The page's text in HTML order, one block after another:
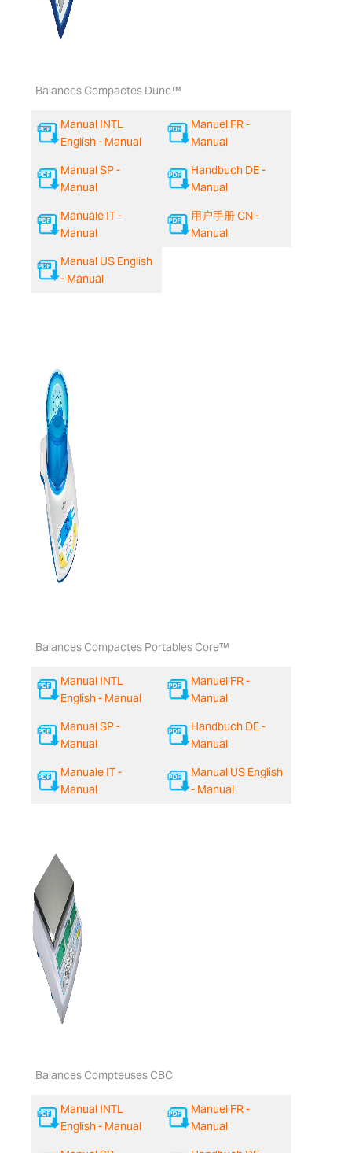
Balances Compactes Dune™
Manual INTL
English - Manual
Manuel FR -
Manual
Manual SP -
Manual
Handbuch DE -
Manual
Manuale IT -
Manual
用户手册 CN -
Manual
Manual US English
- Manual
Balances Compactes Portables Core™
Manual INTL
English - Manual
Manuel FR -
Manual
Manual SP -
Manual
Handbuch DE -
Manual
Manuale IT -
Manual
Manual US English
- Manual
Balances Compteuses CBC
Manual INTL
English - Manual
Manuel FR -
Manual